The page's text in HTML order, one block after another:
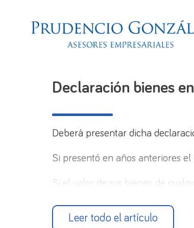
Declaración bienes
Deberá presentar dicha
Si presentó en años anteriores
Si el valor de sus bienes de
O bien si ha dejado de ser titular
Leer todo el artículo